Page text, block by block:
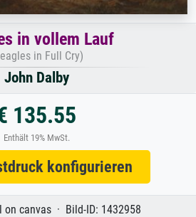
in vollem Lauf
in Full Cry)
John Dalby
135.55
Enthält 19% MwSt.
konfigurieren
canvas · Bild-ID: 1432958